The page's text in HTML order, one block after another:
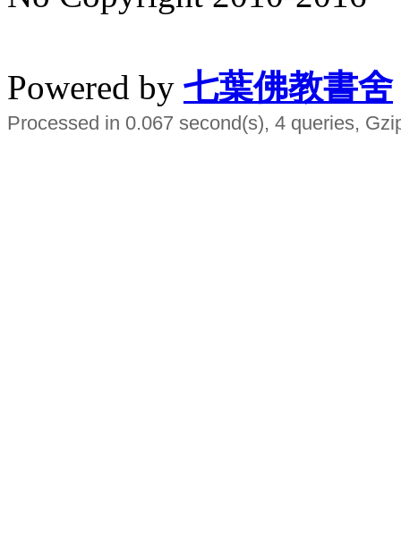
Powered by 七葉佛教書舍
Processed in 0.067 second(s), 4 queries,